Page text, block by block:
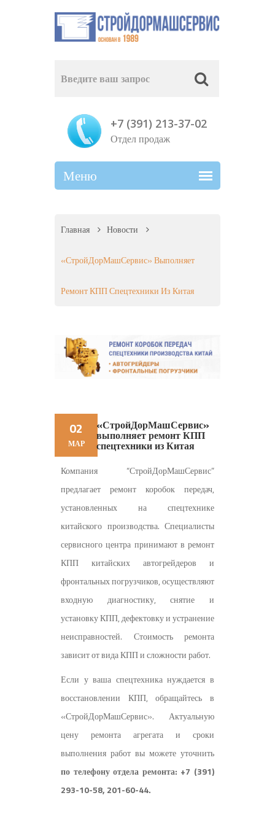
+7 (391) 213-37-02
Отдел продаж
Главная Новости
«СтройДорМашСервис» Выполняет
Ремонт КПП Спецтехники Из Китая
02
МАР
«СтройДорМашСервис»
выполняет ремонт КПП
спецтехники из Китая
Компания “СтройДорМашСервис”
предлагает ремонт коробок передач,
установленных на спецтехнике
китайского производства. Специалисты
сервисного центра принимают в ремонт
КПП китайских автогрейдеров и
фронтальных погрузчиков, осуществляют
входную диагностику, снятие и
установку КПП, дефектовку и устранение
неисправностей. Стоимость ремонта
зависит от вида КПП и сложности работ.
Если у ваша спецтехника нуждается в
восстановлении КПП, обращайтесь в
«СтройДорМашСервис». Актуальную
цену ремонта агрегата и сроки
выполнения работ вы можете уточнить
по телефону отдела ремонта: +7 (391)
293-10-58, 201-60-44.